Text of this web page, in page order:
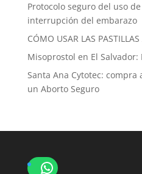
Protocolo seguro del uso
interrupción del embarazo
CÓMO USAR LAS
Misoprostol en El Salvador:
Santa Ana Cytotec:
un Aborto Seguro
WhatsApp